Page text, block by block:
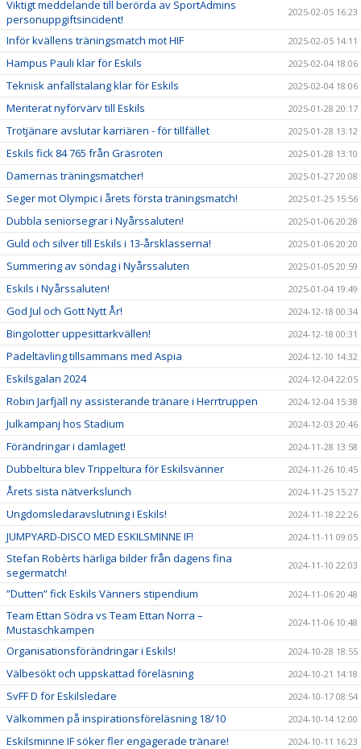
Viktigt meddelande till berörda av SportAdmins
personuppgiftsincident!
2025-02-05 16:23
Inför kvällens träningsmatch mot HIF 2025-02-05 14:11
Hampus Pauli klar för Eskils 2025-02-04 18:06
Teknisk anfallstalang klar för Eskils 2025-02-04 18:06
Meriterat nyförvärv till Eskils 2025-01-28 20:17
Trotjänare avslutar karriären - för tillfället 2025-01-28 13:12
Eskils fick 84 765 från Gräsroten 2025-01-28 13:10
Damernas träningsmatcher! 2025-01-27 20:08
Seger mot Olympic i årets första träningsmatch! 2025-01-25 15:56
Dubbla seniorsegrar i Nyårssaluten! 2025-01-06 20:28
Guld och silver till Eskils i 13-årsklasserna! 2025-01-06 20:20
Summering av söndag i Nyårssaluten 2025-01-05 20:59
Eskils i Nyårssaluten! 2025-01-04 19:49
God Jul och Gott Nytt År! 2024-12-18 00:34
Bingolotter uppesittarkvällen! 2024-12-18 00:31
Padeltävling tillsammans med Aspia 2024-12-10 14:32
Eskilsgalan 2024 2024-12-04 22:05
Robin Jarfjäll ny assisterande tränare i Herrtruppen 2024-12-04 15:38
Julkampanj hos Stadium 2024-12-03 20:46
Förändringar i damlaget! 2024-11-28 13:58
Dubbeltura blev Trippeltura för Eskilsvänner 2024-11-26 10:45
Årets sista nätverkslunch 2024-11-25 15:27
Ungdomsledaravslutning i Eskils! 2024-11-18 22:26
JUMPYARD-DISCO MED ESKILSMINNE IF! 2024-11-11 09:05
Stefan Robèrts härliga bilder från dagens fina
segermatch!
2024-11-10 22:03
”Dutten” fick Eskils Vänners stipendium 2024-11-06 20:48
Team Ettan Södra vs Team Ettan Norra –
Mustaschkampen
2024-11-06 10:48
Organisationsförändringar i Eskils! 2024-10-28 18:55
Välbesökt och uppskattad föreläsning 2024-10-21 14:18
SvFF D för Eskilsledare 2024-10-17 08:54
Välkommen på inspirationsföreläsning 18/10 2024-10-14 12:00
Eskilsminne IF söker fler engagerade tränare! 2024-10-11 16:23